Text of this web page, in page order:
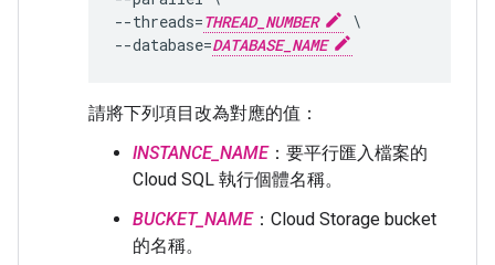
--threads=THREAD_NUMBER
\
--database=DATABASE_NAME
請將下列項目改為對應的值：
INSTANCE_NAME：要平行匯入檔案的
Cloud SQL 執行個體名稱。
BUCKET_NAME：Cloud Storage bucket
的名稱。